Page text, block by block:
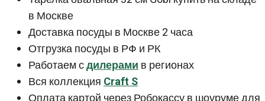
в Москве
Доставка посуды в Москве 2 часа
Отгрузка посуды в РФ и РК
Работаем сдилерамив регионах
Вся коллекцияCraft S